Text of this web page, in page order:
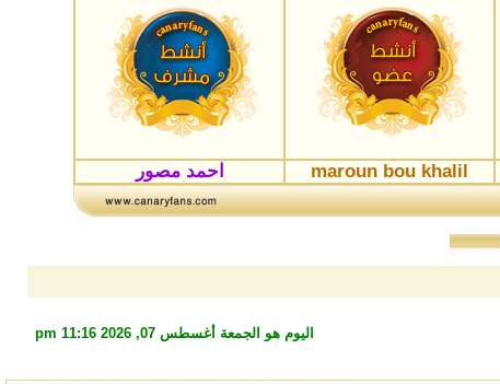
maroun bou khalil احمد مصور
اليوم هو الجمعة أغسطس 07, 2026 11:16 pm